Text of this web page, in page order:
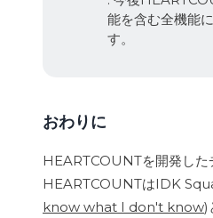
能を含む全機能
す。
おわりに
HEARTCOUNTを開発した
HEARTCOUNTはIDK
know what I don't know)